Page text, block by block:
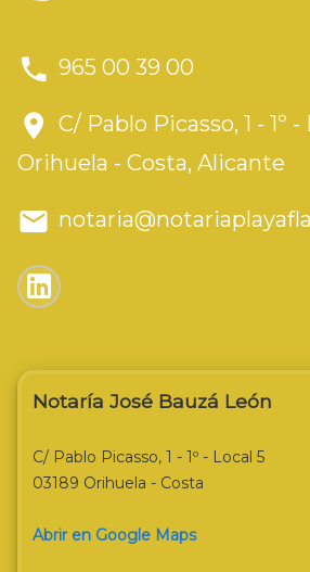
965 00 39 00
C/ Pablo Picasso, 1 - 1º -
Orihuela - Costa, Alicante
Notaría José Bauzá León
C/ Pablo Picasso, 1 - 1º - Local 5
03189 Orihuela - Costa
Abrir en Google Maps